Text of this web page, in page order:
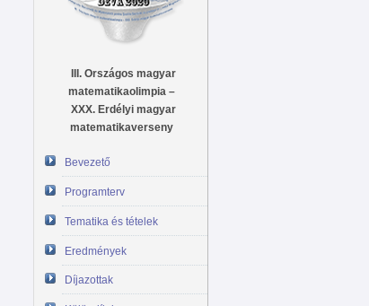
III. Országos magyar
matematikaolimpia –
XXX. Erdélyi magyar
matematikaverseny
Bevezető
Programterv
Tematika és tételek
Eredmények
Díjazottak